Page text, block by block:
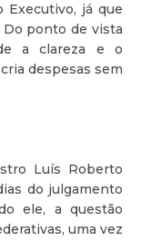
Executivo, já que
ponto de vista
a clareza e o
despesas sem
Luís Roberto
do julgamento
ele, a questão
uma vez